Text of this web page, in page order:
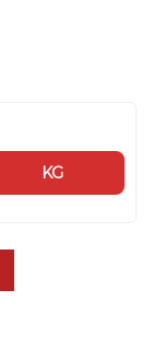
KG